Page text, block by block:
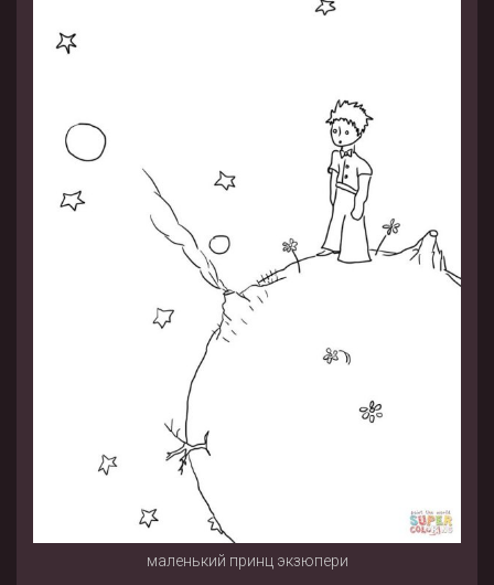
маленький принц экзюпери